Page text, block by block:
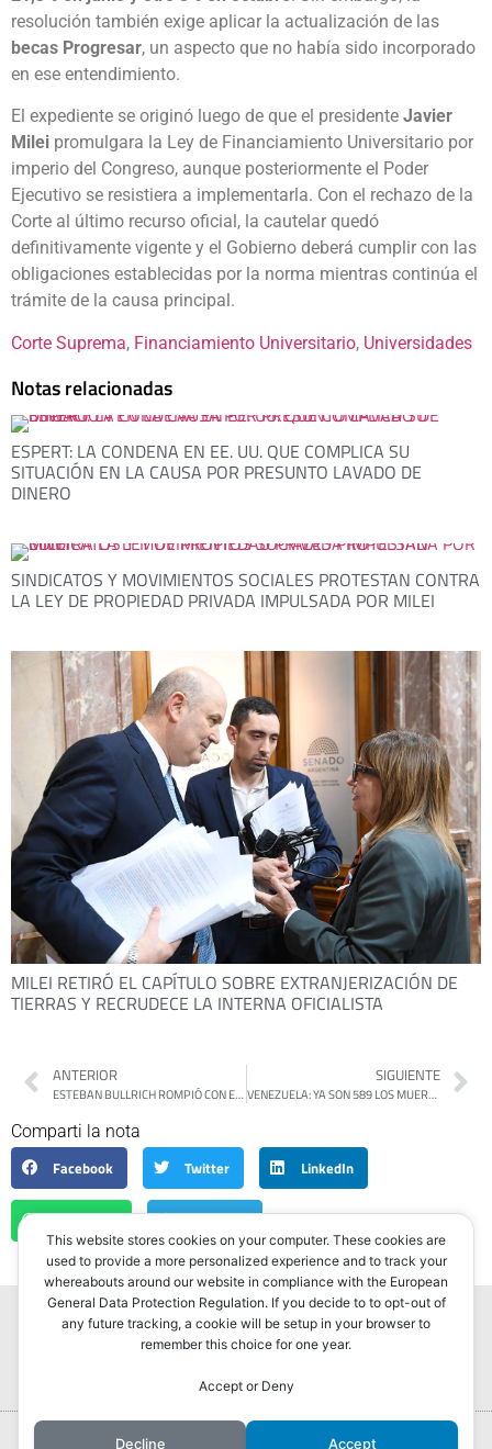
resolución también exige aplicar la actualización de las
becas Progresar, un aspecto que no había sido incorporado
en ese entendimiento.
El expediente se originó luego de que el presidente Javier
Milei promulgara la Ley de Financiamiento Universitario por
imperio del Congreso, aunque posteriormente el Poder
Ejecutivo se resistiera a implementarla. Con el rechazo de la
Corte al último recurso oficial, la cautelar quedó
definitivamente vigente y el Gobierno deberá cumplir con las
obligaciones establecidas por la norma mientras continúa el
trámite de la causa principal.
Corte Suprema, Financiamiento Universitario, Universidades
Notas relacionadas
ESPERT: LA CONDENA EN EE. UU. QUE COMPLICA SU
SITUACIÓN EN LA CAUSA POR PRESUNTO LAVADO DE
DINERO
SINDICATOS Y MOVIMIENTOS SOCIALES PROTESTAN CONTRA
LA LEY DE PROPIEDAD PRIVADA IMPULSADA POR MILEI
MILEI RETIRÓ EL CAPÍTULO SOBRE EXTRANJERIZACIÓN DE
TIERRAS Y RECRUDECE LA INTERNA OFICIALISTA
ANTERIOR
ESTEBAN BULLRICH ROMPIÓ CON EL PRO POR EL RESPALDO DEL PARTIDO A ADORNI
SIGUIENTE
VENEZUELA: YA SON 589 LOS MUERTOS POR EL DOBLE TERREMOTO Y CONTINÚAN LAS TAREAS DE RESCATE
Comparti la nota
Facebook
Twitter LinkedIn
WhatsApp Telegram
Portada Hurlingham Post ®2022
This website stores cookies on your computer. These cookies are
used to provide a more personalized experience and to track your
whereabouts around our website in compliance with the European
General Data Protection Regulation. If you decide to to opt-out of
any future tracking, a cookie will be setup in your browser to
remember this choice for one year.
Accept or Deny
Decline Accept